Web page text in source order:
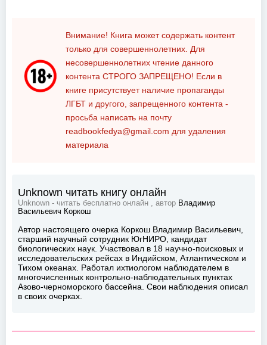
Внимание! Книга может содержать контент
только для совершеннолетних. Для
несовершеннолетних чтение данного
контента СТРОГО ЗАПРЕЩЕНО! Если в
книге присутствует наличие пропаганды
ЛГБТ и другого, запрещенного контента -
просьба написать на почту
readbookfedya@gmail.com для удаления
материала
Unknown читать книгу онлайн
Unknown - читать бесплатно онлайн , автор Владимир
Васильевич Коркош
Автор настоящего очерка Коркош Владимир Васильевич,
старший научный сотрудник ЮгНИРО, кандидат
биологических наук. Участвовал в 18 научно-поисковых и
исследовательских рейсах в Индийском, Атлантическом и
Тихом океанах. Работал ихтиологом наблюдателем в
многочисленных контрольно-наблюдательных пунктах
Азово-черноморского бассейна. Свои наблюдения описал
в своих очерках.